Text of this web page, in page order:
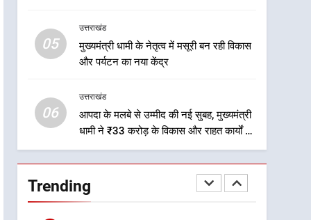
05
उत्तराखंड
मुख्यमंत्री धामी के नेतृत्व में मसूरी बन रही विकास
और पर्यटन का नया केंद्र
06
उत्तराखंड
आपदा के मलबे से उम्मीद की नई सुबह, मुख्यमंत्री
धामी ने ₹33 करोड़ के विकास और राहत कार्यों से
धराली को फिर खड़ा कर बनाया भरोसे का प्रतीक
Trending
मिलेगी रफ्तार
उत्तराखंड
टनकपुर एक्सप्रेस का ठहराव हुआ
स्वीकृत
उत्तराखंड
4
मुख्यमंत्री धामी के कुशल नेतृत्व में
कांवड़ यात्रा में सुरक्षा, स्वास्थ्य और
आपातकालीन सेवाओं की बनी